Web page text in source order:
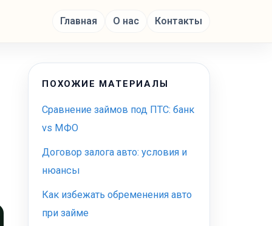
Главная О нас Контакты
ПОХОЖИЕ МАТЕРИАЛЫ
Сравнение займов под ПТС: банк
vs МФО
Договор залога авто: условия и
нюансы
Как избежать обременения авто
при займе